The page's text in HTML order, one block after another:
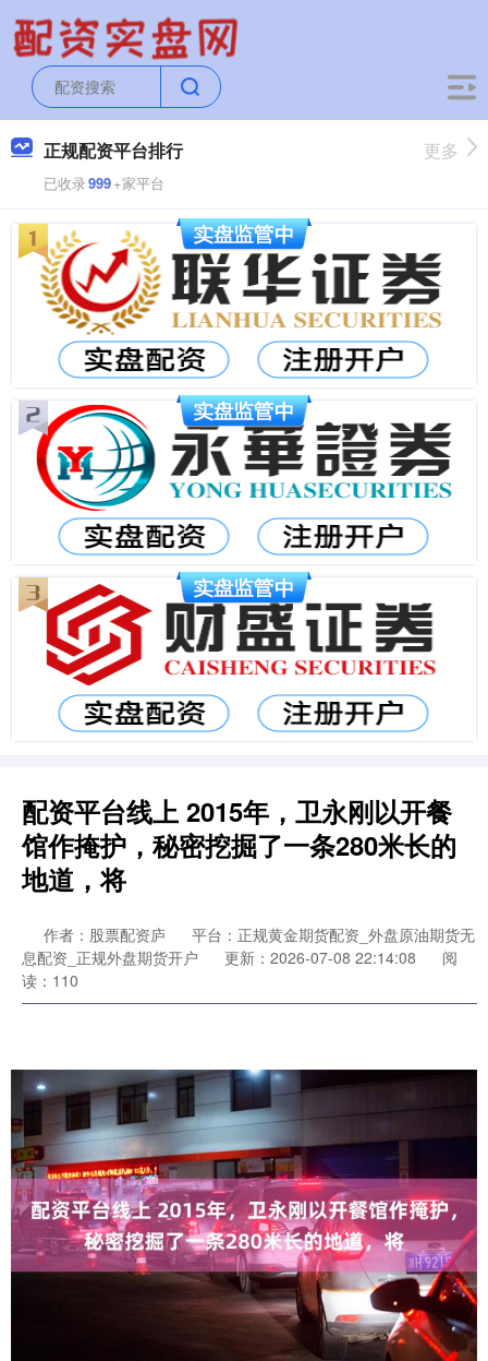
正规配资平台排行
已收录999+家平台
更多
配资平台线上 2015年，卫永刚以开餐
馆作掩护，秘密挖掘了一条280米长的
地道，将
作者：股票配资庐
平台：正规黄金期货配资_外盘原油期货无
息配资_正规外盘期货开户
更新：2026-07-08 22:14:08
阅
读：110